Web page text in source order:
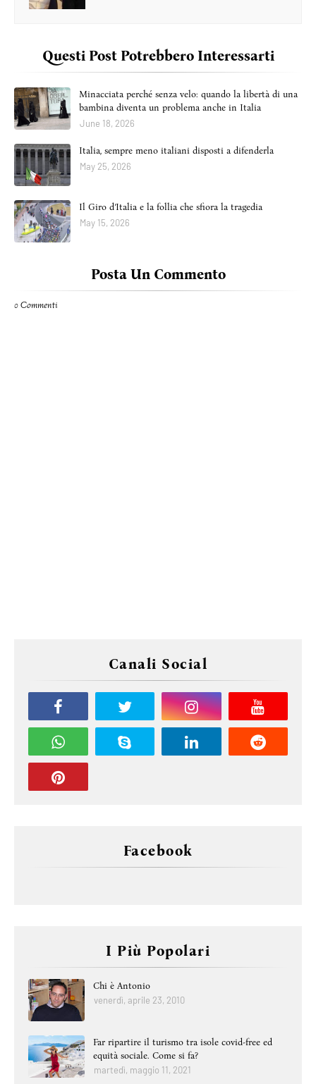
Questi Post Potrebbero Interessarti
Minacciata perché senza velo: quando la libertà di una
bambina diventa un problema anche in Italia
June 18, 2026
Italia, sempre meno italiani disposti a difenderla
May 25, 2026
Il Giro d’Italia e la follia che sfiora la tragedia
May 15, 2026
Posta Un Commento
0 Commenti
Canali Social
Facebook
I Più Popolari
Chi è Antonio
venerdì, aprile 23, 2010
Far ripartire il turismo tra isole covid-free ed
equità sociale. Come si fa?
martedì, maggio 11, 2021